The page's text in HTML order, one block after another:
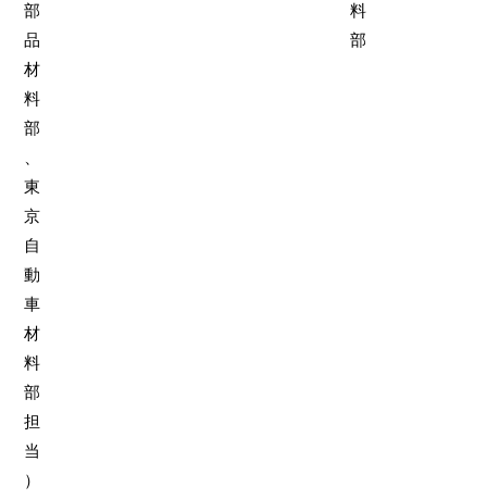
部
品
材
料
部
、
東
京
自
動
車
材
料
部
担
当
）
料
部